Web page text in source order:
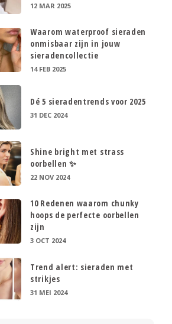
12 MAR 2025
Waarom waterproof sieraden
onmisbaar zijn in jouw
sieradencollectie
14 FEB 2025
Dé 5 sieradentrends voor 2025
31 DEC 2024
Shine bright met strass
oorbellen ✨
22 NOV 2024
10 Redenen waarom chunky
hoops de perfecte oorbellen
zijn
3 OCT 2024
Trend alert: sieraden met
strikjes
31 MEI 2024